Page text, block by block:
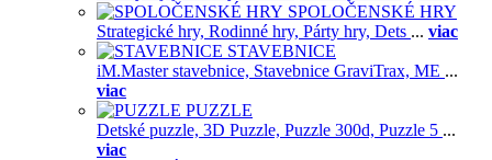
SPOLOČENSKÉ HRY
Strategické hry, Rodinné hry, Párty hry, Dets ... viac
STAVEBNICE
iM.Master stavebnice, Stavebnice GraviTrax, ME ...
viac
PUZZLE
Detské puzzle, 3D Puzzle, Puzzle 300d, Puzzle 5 ...
viac